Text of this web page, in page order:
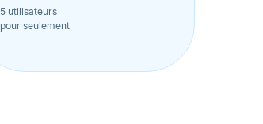
5 utilisateurs
pour seulement